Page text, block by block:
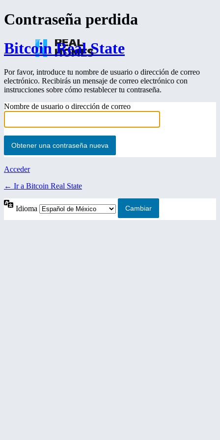
Contraseña perdida
Bitcoin Real State
Por favor, introduce tu nombre de usuario o dirección de correo
electrónico. Recibirás un mensaje de correo electrónico con
instrucciones sobre cómo restablecer tu contraseña.
Nombre de usuario o dirección de correo
Acceder
← Ir a Bitcoin Real State
Idioma